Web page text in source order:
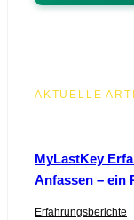
AKTUELLE
MyLastKey
Anfassen – ein
Erfahrungsberichte